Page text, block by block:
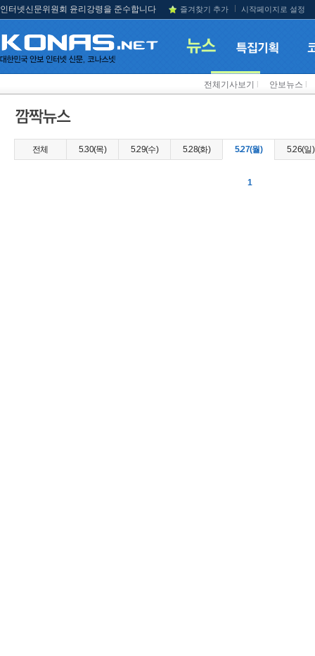
인터넷신문위원회 윤리강령을 준수합니다 즐겨찾기 추가 시작페이지로 설정
전체기사보기 안보뉴스
전체 5.30(목) 5.29(수) 5.28(화) 5.27(월) 5.26(일)
1